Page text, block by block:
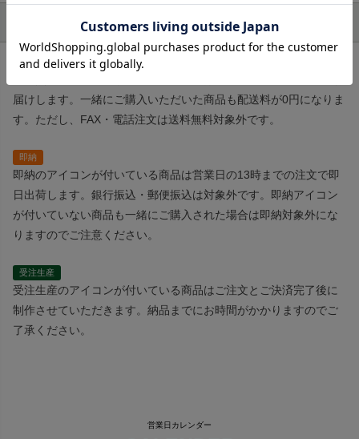
アイコンの説明
送料無料
届けします。一緒にご購入いただいた商品も配送料が0円になりま
す。ただし、FAX・電話注文は送料無料対象外です。
即納
即納のアイコンが付いている商品は営業日の13時までの注文で即
日出荷します。銀行振込・郵便振込は対象外です。即納アイコン
が付いていない商品も一緒にご購入された場合は即納対象外にな
りますのでご注意ください。
受注生産
受注生産のアイコンが付いている商品はご注文とご決済完了後に
制作させていただきます。納品までにお時間がかかりますのでご
了承ください。